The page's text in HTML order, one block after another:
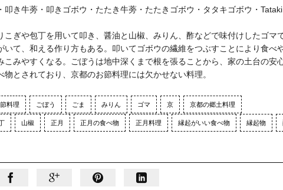
叩き牛蒡・叩きゴボウ・たたき牛蒡・たたきゴボウ・タタキゴボウ・Tataki
こぎや包丁を用いて叩き、醤油と山椒、みりん、酢などで味付けしたゴマ
いて、和える作り方もある。叩いてゴボウの繊維をつぶすことにより食べ
こみやすくなる。ごぼうは地中深くまで根を張ることから、家の土台の安
とされており、京都のお節料理には欠かせない料理。
料理 ごぼう ごま みりん ゴマ 京 京都の郷土料理
山椒 正月 正月の食べ物 正月料理 縁起がいい食べ物 縁起物